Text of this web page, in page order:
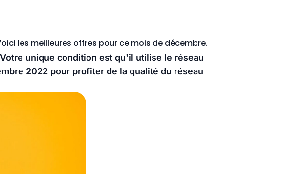
les meilleures offres pour ce mois de décembre.
unique condition est qu'il utilise le réseau
2022 pour profiter de la qualité du réseau